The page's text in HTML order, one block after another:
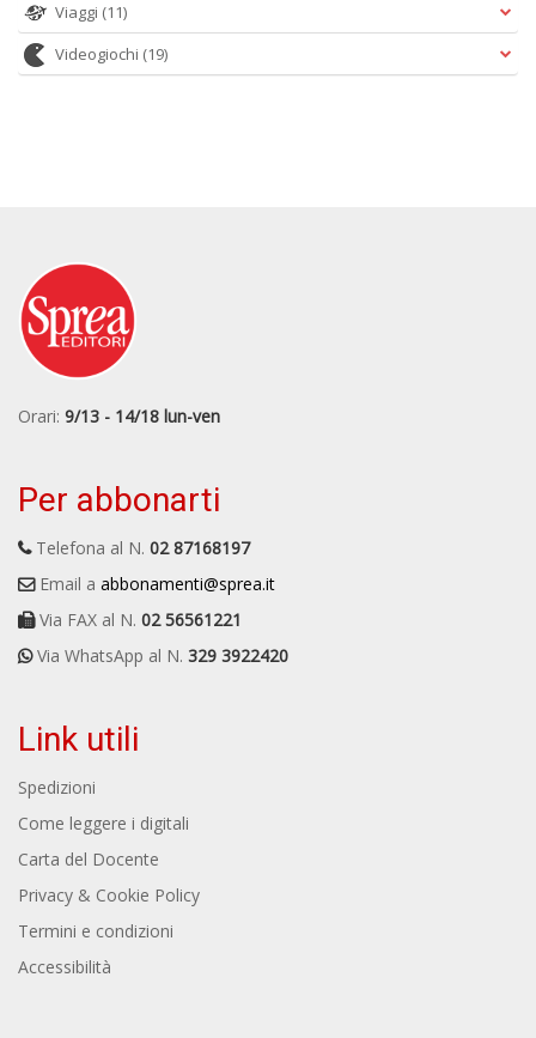
Viaggi (11)
Videogiochi (19)
Orari: 9/13 - 14/18 lun-ven
Per abbonarti
Telefona al N. 02 87168197
Email a abbonamenti@sprea.it
Via FAX al N. 02 56561221
Via WhatsApp al N. 329 3922420
Link utili
Spedizioni
Come leggere i digitali
Carta del Docente
Privacy & Cookie Policy
Termini e condizioni
Accessibilità